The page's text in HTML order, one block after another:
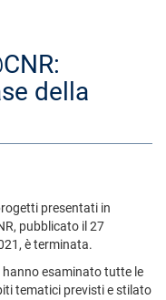
della
presentati in
pubblicato il 27
è terminata.
esaminato tutte le
tematici previsti e stilato